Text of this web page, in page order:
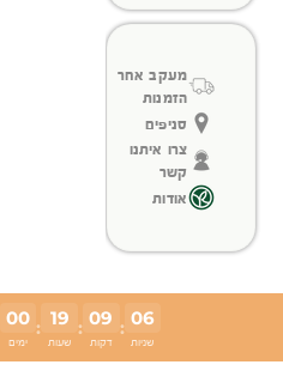
מעקב אחר
הזמנות
סניפים
צרו איתנו
קשר
אודות
00
ימים
: 19
שעות
: 09
דקות
: 06
שניות